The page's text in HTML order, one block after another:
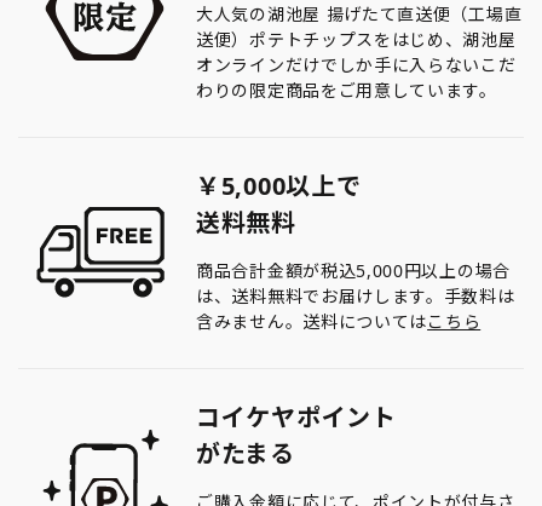
大人気の湖池屋 揚げたて直送便（工場直
送便）ポテトチップスをはじめ、湖池屋
オンラインだけでしか手に入らないこだ
わりの限定商品をご用意しています。
￥5,000以上で
送料無料
商品合計金額が税込5,000円以上の場合
は、送料無料でお届けします。手数料は
含みません。送料についてはこちら
コイケヤポイント
がたまる
ご購入金額に応じて、ポイントが付与さ